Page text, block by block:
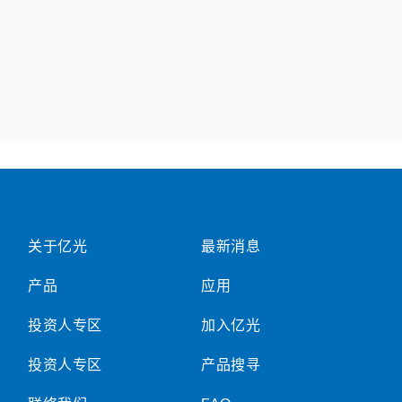
关于亿光
产品
投资人专区
投资人专区
最新消息
应用
加入亿光
产品搜寻